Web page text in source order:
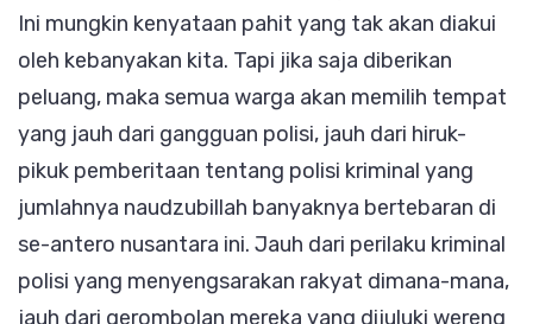
Ini mungkin kenyataan pahit yang tak akan diakui
oleh kebanyakan kita. Tapi jika saja diberikan
peluang, maka semua warga akan memilih tempat
yang jauh dari gangguan polisi, jauh dari hiruk-
pikuk pemberitaan tentang polisi kriminal yang
jumlahnya naudzubillah banyaknya bertebaran di
se-antero nusantara ini. Jauh dari perilaku kriminal
polisi yang menyengsarakan rakyat dimana-mana,
jauh dari gerombolan mereka yang dijuluki wereng